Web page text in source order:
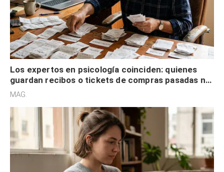
Los expertos en psicología coinciden: quienes
guardan recibos o tickets de compras pasadas no
son acumuladores, sino que tienen necesidad de
MAG.